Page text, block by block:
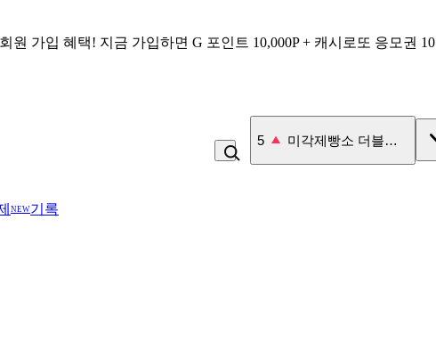
원 가입 혜택! 지금 가입하면 G 포인트 10,000P + 캐시로또 응모권
6 우유
NEW기록